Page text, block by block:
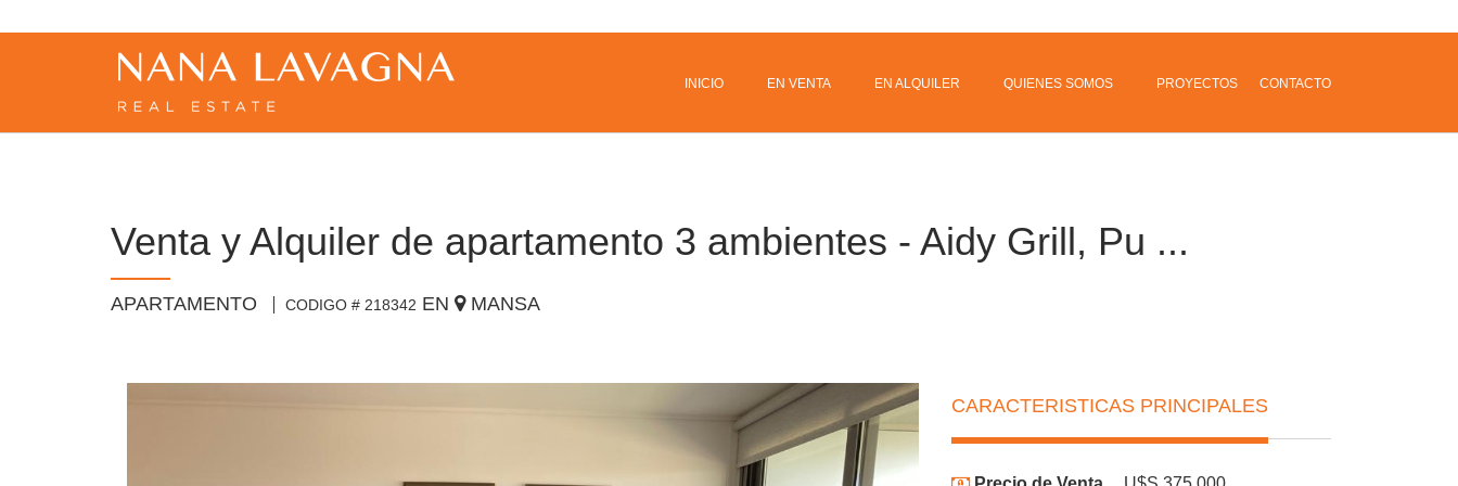
INICIO EN VENTA EN ALQUILER QUIENES SOMOS PROYECTOS CONTACTO
Venta y Alquiler de apartamento 3 ambientes - Aidy Grill, Pu ...
APARTAMENTO CODIGO # 218342 EN MANSA
CARACTERISTICAS PRINCIPALES